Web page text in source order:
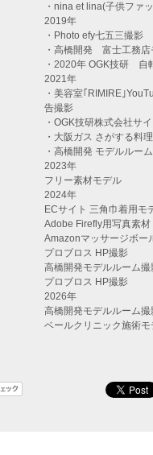
・nina et lina(子供ファ
2019年
・Photo efy七五三撮影
・高橋開発 富士工務店
・2020年 OGK技研 自
2021年
・美容室｢RIMIRE｣
告撮影
・OGK技研株式会社サ
・大阪ガス さがする料
・高橋開発 モデルルー
2023年
フリー素材モデル
2024年
ECサイト 三角巾着用モ
Adobe Firefly用写真素材
Amazonマッサージボー
プロブロス HP撮影
高橋開発モデルルーム撮
プロブロス HP撮影
2026年
高橋開発モデルルーム撮
ベールクリニック施術モ